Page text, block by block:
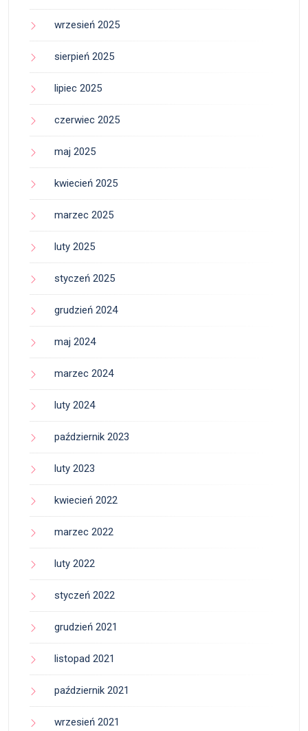
wrzesień 2025
sierpień 2025
lipiec 2025
czerwiec 2025
maj 2025
kwiecień 2025
marzec 2025
luty 2025
styczeń 2025
grudzień 2024
maj 2024
marzec 2024
luty 2024
październik 2023
luty 2023
kwiecień 2022
marzec 2022
luty 2022
styczeń 2022
grudzień 2021
listopad 2021
październik 2021
wrzesień 2021